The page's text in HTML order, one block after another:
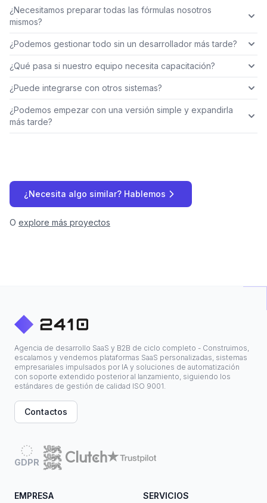
¿Necesitamos preparar todas las fórmulas nosotros
mismos?
¿Podemos gestionar todo sin un desarrollador más tarde?
¿Qué pasa si nuestro equipo necesita capacitación?
¿Puede integrarse con otros sistemas?
¿Podemos empezar con una versión simple y expandirla
más tarde?
¿Necesita algo similar? Hablemos
O explore más proyectos
Agencia de desarrollo SaaS y B2B de ciclo completo - Construimos,
escalamos y vendemos plataformas SaaS personalizadas, sistemas
empresariales impulsados por IA y soluciones de automatización
con soporte extendido posterior al lanzamiento, siguiendo los
estándares de gestión de calidad ISO 9001.
Contactos
GDPR
EMPRESA SERVICIOS